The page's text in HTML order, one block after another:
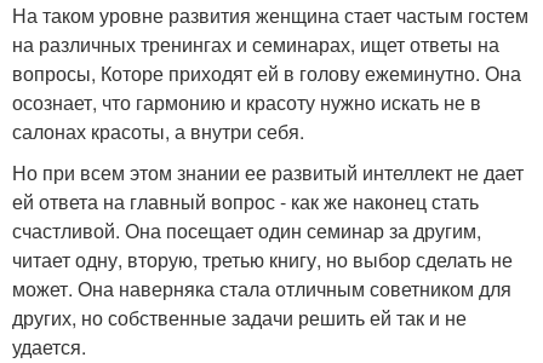
На таком уровне развития женщина стает частым гостем
на различных тренингах и семинарах, ищет ответы на
вопросы, Которе приходят ей в голову ежеминутно. Она
осознает, что гармонию и красоту нужно искать не в
салонах красоты, а внутри себя.
Но при всем этом знании ее развитый интеллект не дает
ей ответа на главный вопрос - как же наконец стать
счастливой. Она посещает один семинар за другим,
читает одну, вторую, третью книгу, но выбор сделать не
может. Она наверняка стала отличным советником для
других, но собственные задачи решить ей так и не
удается.